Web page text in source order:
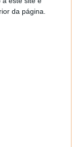
da página.